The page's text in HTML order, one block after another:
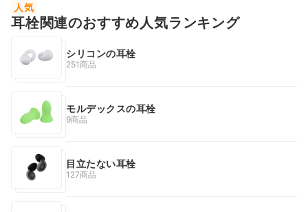
人気
耳栓関連のおすすめ人気ランキング
シリコンの耳栓
251商品
モルデックスの耳栓
9商品
目立たない耳栓
127商品